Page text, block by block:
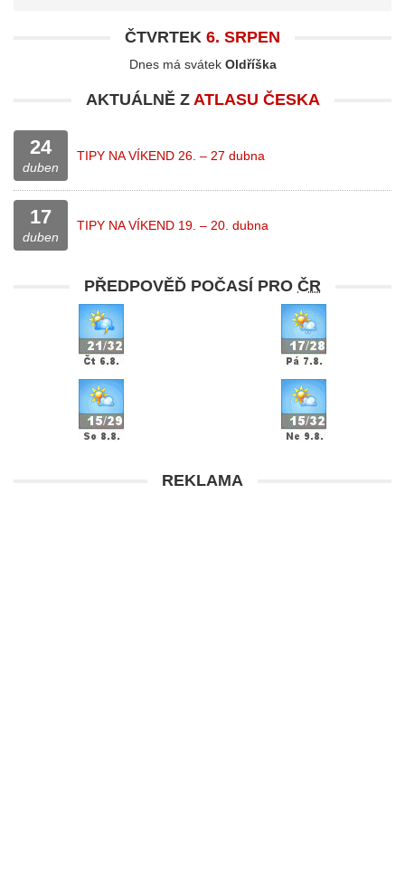
ČTVRTEK 6. SRPEN
Dnes má svátek Oldříška
AKTUÁLNĚ Z ATLASU ČESKA
24
duben
TIPY NA VÍKEND 26. – 27 dubna
17
duben
TIPY NA VÍKEND 19. – 20. dubna
PŘEDPOVĚĎ POČASÍ PRO ČR
REKLAMA